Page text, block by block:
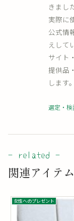
きまし
実際に
公式情
えして
サイト
提供品
します。
選定・
関連アイテム
女性へのプレゼント